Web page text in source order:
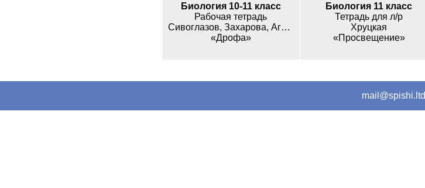
Биология 10-11 класс
Рабочая тетрадь
Сивоглазов, Захарова, Агафонова
«Дрофа»
Биология 11 класс
Тетрадь для л/р
Хруцкая
«Просвещение»
mail@spishi.ltd